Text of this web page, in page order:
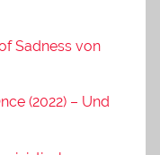
Sadness von
(2022) – Und